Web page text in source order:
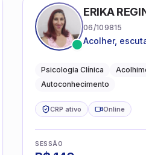
ERIKA
06/109815
Acolher,
Psicologia Clínica
Autoconhecimento
CRP ativo Online
SESSÃO